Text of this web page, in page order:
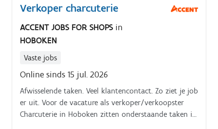
Verkoper charcuterie
ACCENT JOBS FOR SHOPS in
HOBOKEN
Vaste jobs
Online sinds 15 jul. 2026
Afwisselende taken. Veel klantencontact. Zo ziet je job
er uit. Voor de vacature als verkoper/verkoopster
Charcuterie in Hoboken zitten onderstaande taken in